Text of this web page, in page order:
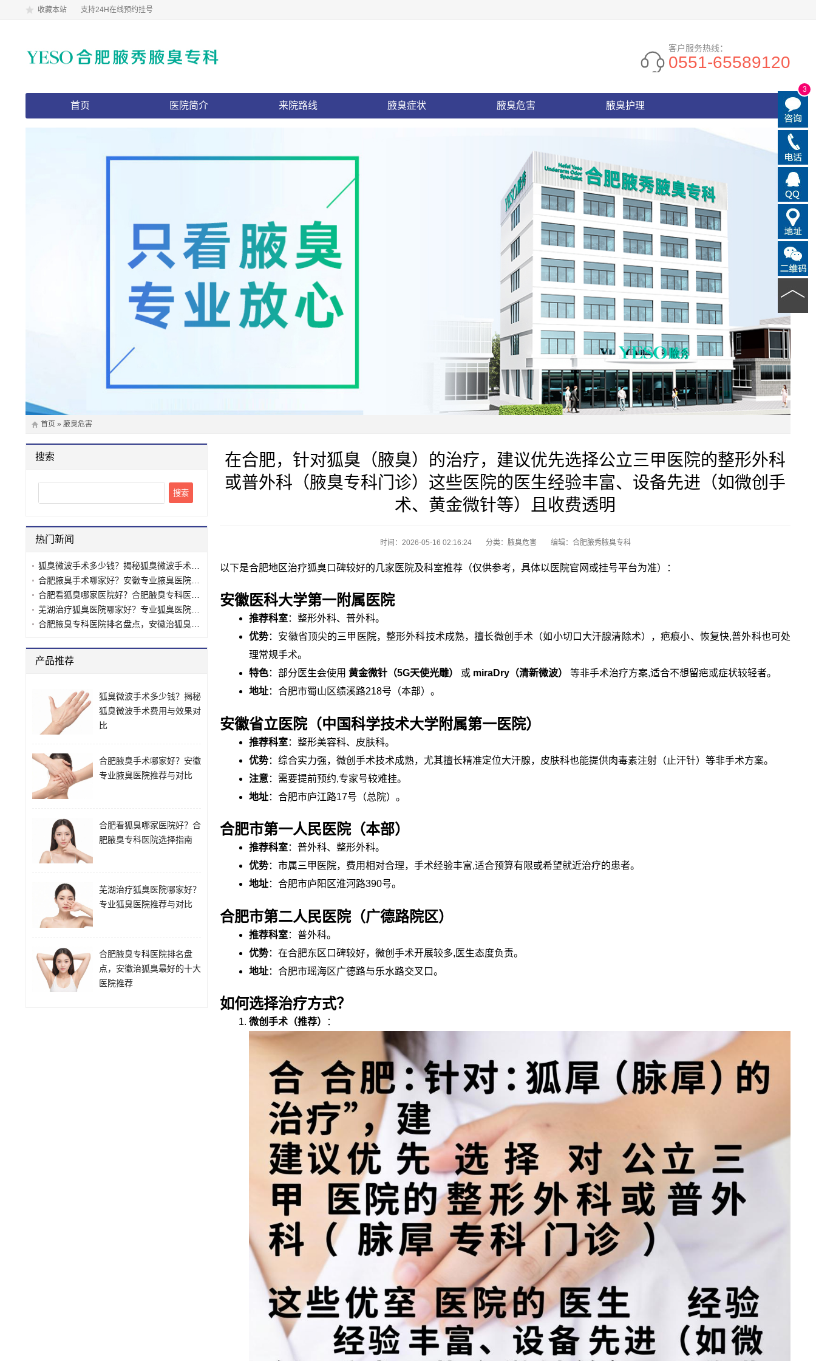
收藏本站 支持24H在线预约挂号
客户服务热线：
0551-65589120
首页 医院简介 来院路线 腋臭症状 腋臭危害 腋臭护理
首页 » 腋臭危害
搜索
热门新闻
产品推荐
狐臭微波手术多少钱？揭秘
狐臭微波手术费用与效果对
比
合肥腋臭手术哪家好？安徽
专业腋臭医院推荐与对比
合肥看狐臭哪家医院好？合
肥腋臭专科医院选择指南
芜湖治疗狐臭医院哪家好？
专业狐臭医院推荐与对比
合肥腋臭专科医院排名盘
点，安徽治狐臭最好的十大
医院推荐
在合肥，针对狐臭（腋臭）的治疗，建议优先选择公立三甲医院的整形外科
或普外科（腋臭专科门诊）这些医院的医生经验丰富、设备先进（如微创手
术、黄金微针等）且收费透明
时间：2026-05-16 02:16:24 分类： 腋臭危害 编辑：合肥腋秀腋臭专科
以下是合肥地区治疗狐臭口碑较好的几家医院及科室推荐（仅供参考，具体以医院官网或挂号平台为准）：
安徽医科大学第一附属医院
推荐科室：整形外科、普外科。
优势：安徽省顶尖的三甲医院，整形外科技术成熟，擅长微创手术（如小切口大汗腺清除术），疤痕小、恢复快,普外科也可处
理常规手术。
特色：部分医生会使用 黄金微针（5G天使光雕） 或 miraDry（清新微波）
等非手术治疗方案,适合不想留疤或症状较轻者。
地址：合肥市蜀山区绩溪路218号（本部）。
安徽省立医院（中国科学技术大学附属第一医院）
推荐科室：整形美容科、皮肤科。
优势：综合实力强，微创手术技术成熟，尤其擅长精准定位大汗腺，皮肤科也能提供肉毒素注射（止汗针）等非手术方案。
注意：需要提前预约,专家号较难挂。
地址：合肥市庐江路17号（总院）。
合肥市第一人民医院（本部）
推荐科室：普外科、整形外科。
优势：市属三甲医院，费用相对合理，手术经验丰富,适合预算有限或希望就近治疗的患者。
地址：合肥市庐阳区淮河路390号。
合肥市第二人民医院（广德路院区）
推荐科室：普外科。
优势：在合肥东区口碑较好，微创手术开展较多,医生态度负责。
地址：合肥市瑶海区广德路与乐水路交叉口。
如何选择治疗方式？
微创手术（推荐） ：
3